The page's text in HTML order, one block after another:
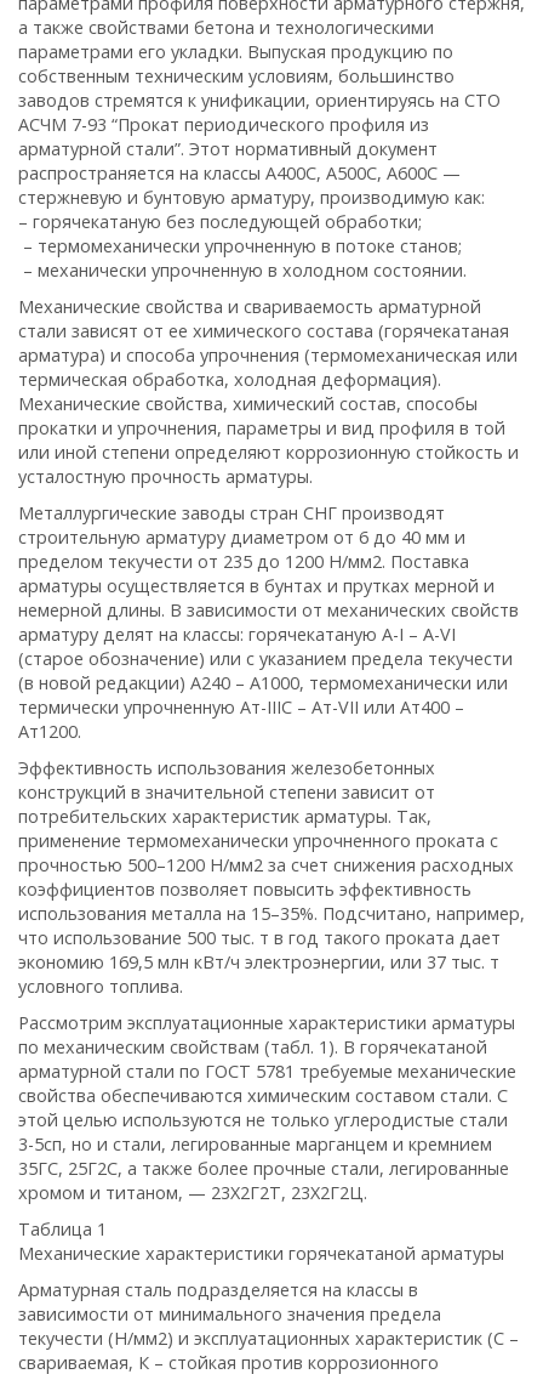
а также свойствами бетона и технологическими
параметрами его укладки. Выпуская продукцию по
собственным техническим условиям, большинство
заводов стремятся к унификации, ориентируясь на СТО
АСЧМ 7-93 “Прокат периодического профиля из
арматурной стали”. Этот нормативный документ
распространяется на классы А400С, А500С, А600С —
стержневую и бунтовую арматуру, производимую как:
– горячекатаную без последующей обработки;
– термомеханически упрочненную в потоке станов;
– механически упрочненную в холодном состоянии.
Механические свойства и свариваемость арматурной
стали зависят от ее химического состава (горячекатаная
арматура) и способа упрочнения (термомеханическая или
термическая обработка, холодная деформация).
Механические свойства, химический состав, способы
прокатки и упрочнения, параметры и вид профиля в той
или иной степени определяют коррозионную стойкость и
усталостную прочность арматуры.
Металлургические заводы стран СНГ производят
строительную арматуру диаметром от 6 до 40 мм и
пределом текучести от 235 до 1200 Н/мм2. Поставка
арматуры осуществляется в бунтах и прутках мерной и
немерной длины. В зависимости от механических свойств
арматуру делят на классы: горячекатаную А-I – A-VI
(старое обозначение) или с указанием предела текучести
(в новой редакции) А240 – А1000, термомеханически или
термически упрочненную Aт-IIIC – Aт-VII или Aт400 –
Aт1200.
Эффективность использования железобетонных
конструкций в значительной степени зависит от
потребительских характеристик арматуры. Так,
применение термомеханически упрочненного проката с
прочностью 500–1200 Н/мм2 за счет снижения расходных
коэффициентов позволяет повысить эффективность
использования металла на 15–35%. Подсчитано, например,
что использование 500 тыс. т в год такого проката дает
экономию 169,5 млн кВт/ч электроэнергии, или 37 тыс. т
условного топлива.
Рассмотрим эксплуатационные характеристики арматуры
по механическим свойствам (табл. 1). В горячекатаной
арматурной стали по ГОСТ 5781 требуемые механические
свойства обеспечиваются химическим составом стали. С
этой целью используются не только углеродистые стали
3-5сп, но и стали, легированные марганцем и кремнием
35ГС, 25Г2С, а также более прочные стали, легированные
хромом и титаном, — 23Х2Г2Т, 23Х2Г2Ц.
Таблица 1
Механические характеристики горячекатаной арматуры
Арматурная сталь подразделяется на классы в
зависимости от минимального значения предела
текучести (Н/мм2) и эксплуатационных характеристик (С –
свариваемая, К – стойкая против коррозионного